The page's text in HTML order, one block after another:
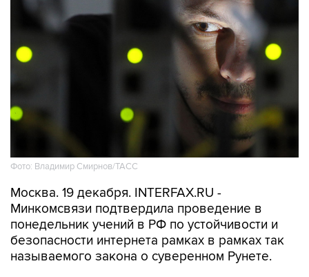
Фото: Владимир Смирнов/ТАСС
Москва. 19 декабря. INTERFAX.RU -
Минкомсвязи подтвердила проведение в
понедельник учений в РФ по устойчивости и
безопасности интернета рамках в рамках так
называемого закона о суверенном Рунете.